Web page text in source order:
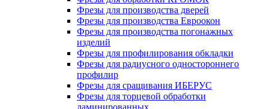
Фрезы для производства дверей
Фрезы для производства Евроокон
Фрезы для производства погонажных
изделий
Фрезы для профилирования обкладки
Фрезы для радиусного одностороннего
профилир
Фрезы для сращивания ИБЕРУС
Фрезы для торцевой обработки